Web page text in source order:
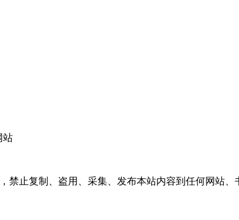
站
止复制、盗用、采集、发布本站内容到任何网站